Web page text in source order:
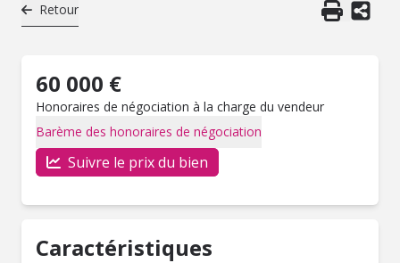
Retour
60 000 €
Honoraires de négociation à la charge du vendeur
Barème des honoraires de négociation
Suivre le prix du bien
Caractéristiques